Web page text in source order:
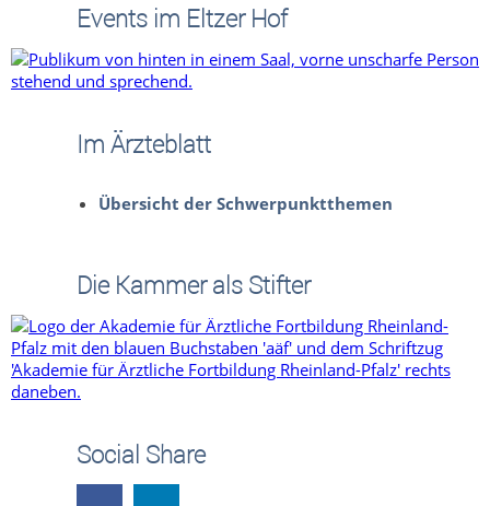
Events im Eltzer Hof
Im Ärzteblatt
Übersicht der Schwerpunktthemen
Die Kammer als Stifter
Social Share